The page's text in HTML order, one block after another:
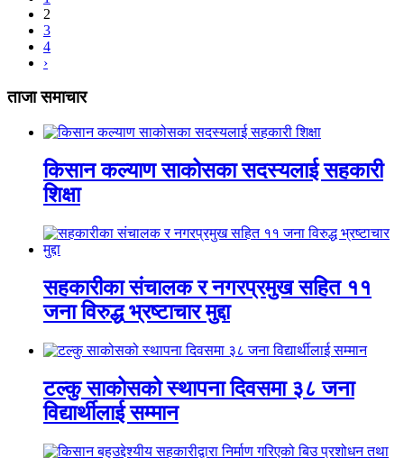
2
3
4
›
ताजा समाचार
किसान कल्याण साकोसका सदस्यलाई सहकारी
शिक्षा
सहकारीका संचालक र नगरप्रमुख सहित ११
जना विरुद्ध भ्रष्टाचार मुद्दा
टल्कु साकोसको स्थापना दिवसमा ३८ जना
विद्यार्थीलाई सम्मान